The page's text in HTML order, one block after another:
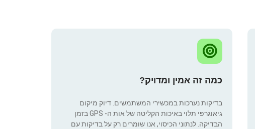
כמה זה אמין ומדויק?
בדיקות נערכות במכשירי המשתמשים. דיוק מיקום
גיאוגרפי תלוי באיכות הקליטה של אות ה- GPS בזמן
הבדיקה. לנתוני הכיסוי, אנו שומרים רק על בדיקות עם